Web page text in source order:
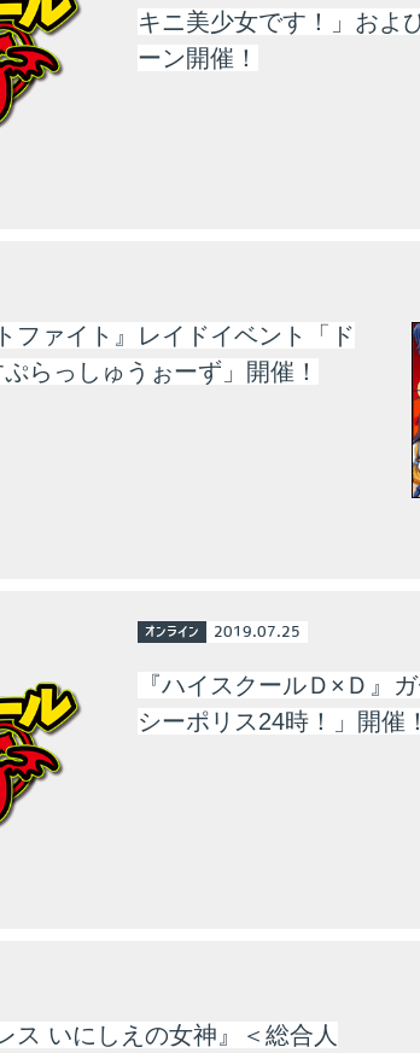
キニ美少女です！」およ
ーン開催！
ファイト』レイドイベント「ド
らっしゅうぉーず」開催！
オンライン 2019.07.25
『ハイスクールＤ×Ｄ』
シーポリス24時！」開催！
ス いにしえの女神』＜総合人